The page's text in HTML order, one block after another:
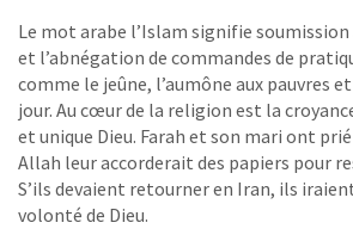
Le mot arabe l’Islam signifie
et l’abnégation de commandes de
comme le jeûne, l’aumône aux pauvres
jour. Au cœur de la religion est la
et unique Dieu. Farah et son mari ont
Allah leur accorderait des papiers pour
S’ils devaient retourner en Iran, ils
volonté de Dieu.